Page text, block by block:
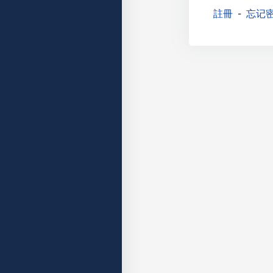
註冊 忘记